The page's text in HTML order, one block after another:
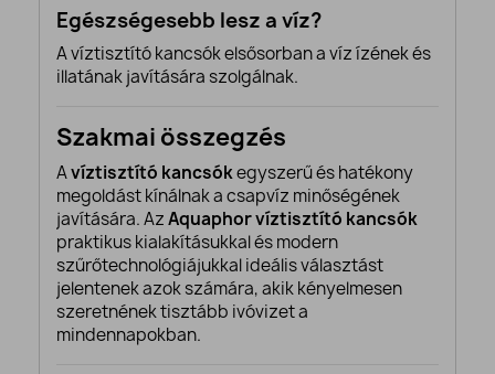
Egészségesebb lesz a víz?
A víztisztító kancsók elsősorban a víz ízének és
illatának javítására szolgálnak.
Szakmai összegzés
Avíztisztító kancsókegyszerű és hatékony
megoldást kínálnak a csapvíz minőségének
javítására. AzAquaphor víztisztító kancsók
praktikus kialakításukkal és modern
szűrőtechnológiájukkal ideális választást
jelentenek azok számára, akik kényelmesen
szeretnének tisztább ivóvizet a
mindennapokban.